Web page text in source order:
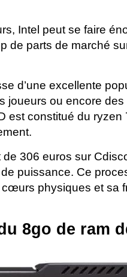
Intel peut se faire
de parts de marché
d’une excellente
joueurs ou encore
est constitué du
306 euros sur
puissance. Ce
physiques et sa
8go de ram